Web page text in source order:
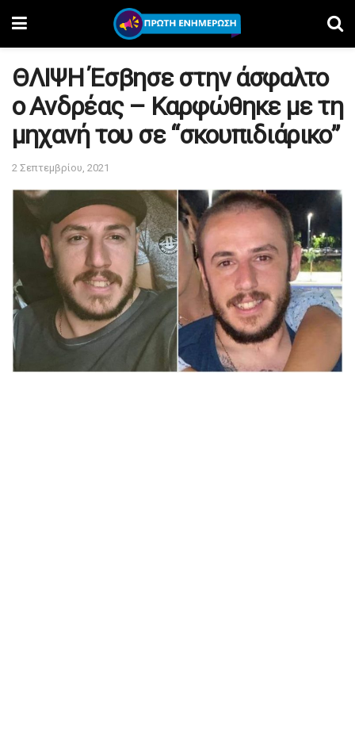
ΘΛΙΨΗ Έσβησε στην άσφαλτο
ο Ανδρέας – Καρφώθηκε με τη
μηχανή του σε “σκουπιδιάρικο”
2 Σεπτεμβρίου, 2021